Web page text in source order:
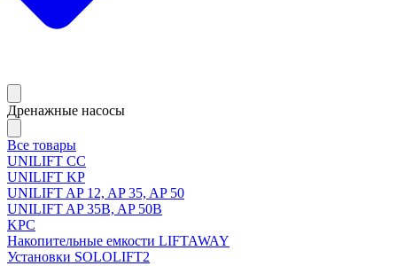
Дренажные насосы
Все товары
UNILIFT CC
UNILIFT KP
UNILIFT AP 12, AP 35, AP 50
UNILIFT AP 35B, AP 50B
KPC
Накопительные емкости LIFTAWAY
Установки SOLOLIFT2